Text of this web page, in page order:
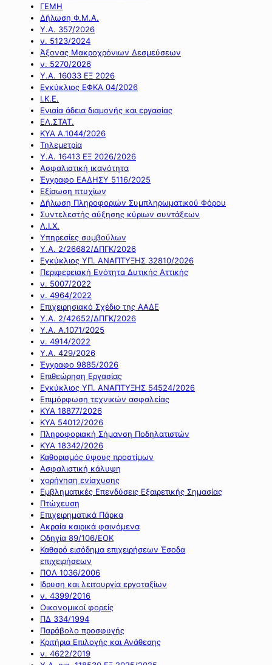
ΓΕΜΗ
Δήλωση Φ.Μ.Α.
Υ.Α. 357/2026
ν. 5123/2024
Άξονας Μακροχρόνιων Δεσμεύσεων
ν. 5270/2026
Υ.Α. 16033 ΕΞ 2026
Εγκύκλιος ΕΦΚΑ 04/2026
Ι.Κ.Ε.
Ενιαία άδεια διαμονής και εργασίας
ΕΛ.ΣΤΑΤ.
ΚΥΑ Α.1044/2026
Τηλεμετρία
Υ.Α. 16413 ΕΞ 2026/2026
Ασφαλιστική ικανότητα
Έγγραφο ΕΑΔΗΣΥ 5116/2025
Εξίσωση πτυχίων
Δήλωση Πληροφοριών Συμπληρωματικού Φόρου
Συντελεστής αύξησης κύριων συντάξεων
Λ.Ι.Χ.
Υπηρεσίες συμβούλων
Υ.Α. 2/26682/ΔΠΓΚ/2026
Εγκύκλιος ΥΠ. ΑΝΑΠΤΥΞΗΣ 32810/2026
Περιφερειακή Ενότητα Δυτικής Αττικής
ν. 5007/2022
ν. 4964/2022
Επιχειρησιακό Σχέδιο της ΑΑΔΕ
Υ.Α. 2/42652/ΔΠΓΚ/2026
Υ.Α. Α.1071/2025
ν. 4914/2022
Υ.Α. 429/2026
Έγγραφο 9885/2026
Επιθεώρηση Εργασίας
Εγκύκλιος ΥΠ. ΑΝΑΠΤΥΞΗΣ 54524/2026
Επιμόρφωση τεχνικών ασφαλείας
ΚΥΑ 18877/2026
ΚΥΑ 54012/2026
Πληροφοριακή Σήμανση Ποδηλατιστών
ΚΥΑ 18342/2026
Καθορισμός ύψους προστίμων
Ασφαλιστική κάλυψη
χορήγηση ενίσχυσης
Εμβληματικές Επενδύσεις Εξαιρετικής Σημασίας
Πτώχευση
Επιχειρηματικά Πάρκα
Ακραία καιρικά φαινόμενα
Οδηγία 89/106/ΕΟΚ
Καθαρό εισόδημα επιχειρήσεων Έσοδα
επιχειρήσεων
ΠΟΛ 1036/2006
Ιδρυση και λειτουργία εργοταξίων
ν. 4399/2016
Οικονομικοί φορείς
ΠΔ 334/1994
Παράβολο προσφυγής
Κριτήρια Επιλογής και Ανάθεσης
ν. 4622/2019